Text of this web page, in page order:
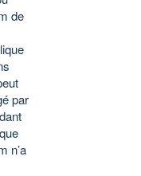
de
par
n’a